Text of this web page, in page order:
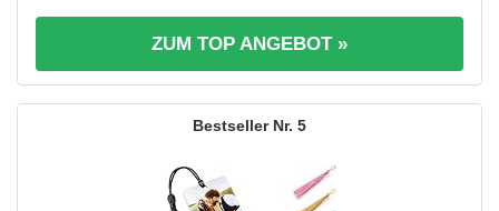
ZUM TOP ANGEBOT »
5